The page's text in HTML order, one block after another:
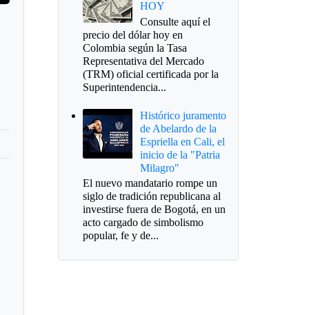
HOY
Consulte aquí el
precio del dólar hoy en
Colombia según la Tasa
Representativa del Mercado
(TRM) oficial certificada por la
Superintendencia...
Histórico juramento
de Abelardo de la
Espriella en Cali, el
inicio de la "Patria
Milagro"
El nuevo mandatario rompe un
siglo de tradición republicana al
investirse fuera de Bogotá, en un
acto cargado de simbolismo
popular, fe y de...